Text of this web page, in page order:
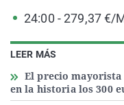
LEER MÁS
El precio
en la historia los 300
24:00 - 279,37 €/